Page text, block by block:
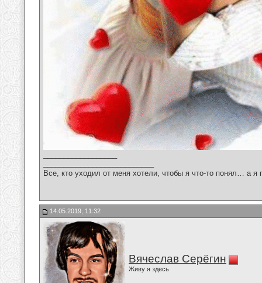
Все, кто уходил от меня хотели, чтобы я что-то понял… а
14.05.2019, 11:32
Вячеслав Серёгин
Живу я здесь